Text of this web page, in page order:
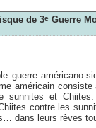
de 3e Guerre
américano-
américain
sunnites et
contre les
dans leurs rêves